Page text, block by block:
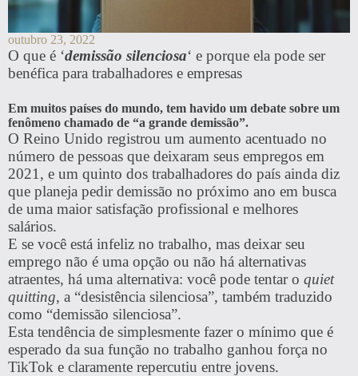
outubro 23, 2022
O que é ‘demissão silenciosa‘ e porque ela pode ser
benéfica para trabalhadores e empresas
Em muitos países do mundo, tem havido um debate sobre um
fenômeno chamado de “a grande demissão”.
O Reino Unido registrou um aumento acentuado no
número de pessoas que deixaram seus empregos em
2021, e um quinto dos trabalhadores do país ainda diz
que planeja pedir demissão no próximo ano em busca
de uma maior satisfação profissional e melhores
salários.
E se você está infeliz no trabalho, mas deixar seu
emprego não é uma opção ou não há alternativas
atraentes, há uma alternativa: você pode tentar o quiet
quitting, a “desistência silenciosa”, também traduzido
como “demissão silenciosa”.
Esta tendência de simplesmente fazer o mínimo que é
esperado da sua função no trabalho ganhou força no
TikTok e claramente repercutiu entre jovens.